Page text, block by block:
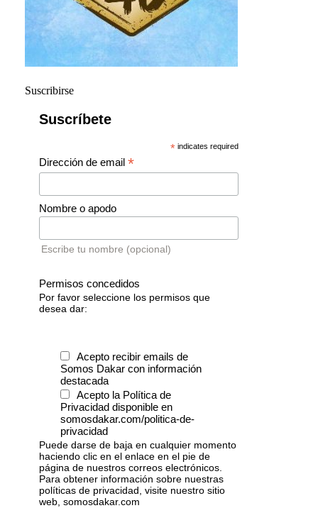
Suscribirse
Suscríbete
* indicates required
Dirección de email *
Nombre o apodo
Escribe tu nombre (opcional)
Permisos concedidos
Por favor seleccione los permisos que
desea dar:
Acepto recibir emails de
Somos Dakar con información
destacada
Acepto la Política de
Privacidad disponible en
somosdakar.com/politica-de-
privacidad
Puede darse de baja en cualquier momento
haciendo clic en el enlace en el pie de
página de nuestros correos electrónicos.
Para obtener información sobre nuestras
políticas de privacidad, visite nuestro sitio
web, somosdakar.com